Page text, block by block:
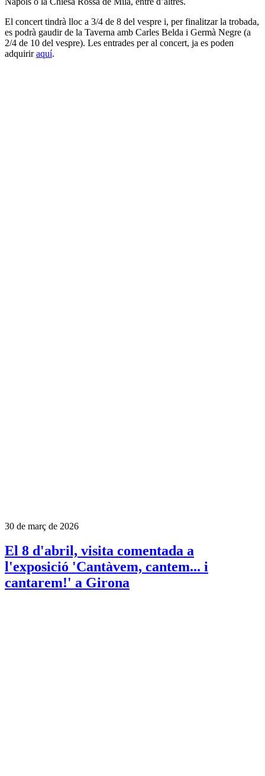
El concert tindrà lloc a 3/4 de 8 del vespre i, per finalitzar la trobada,
es podrà gaudir de la Taverna amb Carles Belda i Germà Negre (a
2/4 de 10 del vespre). Les entrades per al concert, ja es poden
adquiriraquí.
30 de març de 2026
El 8 d'abril, visita comentada a
l'exposició 'Cantàvem, cantem... i
cantarem!' a Girona